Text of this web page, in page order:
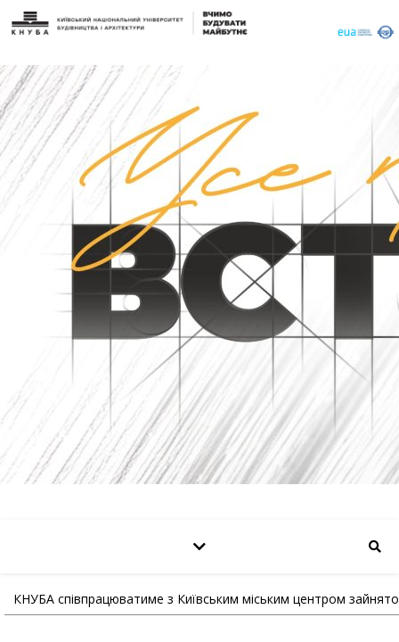
КНУБА співпрацюватиме з Київським міським центром